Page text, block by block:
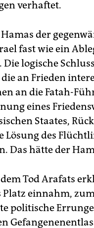
verhaftet.
der
fast wie ein
Die logische
an Frieden
an die Fatah-
eines
Staates,
Lösung des
Das hätte der
Tod Arafats
Platz einnahm,
politische